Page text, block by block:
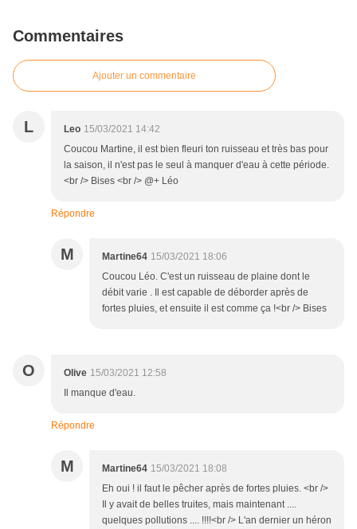
Commentaires
Ajouter un commentaire
L Leo 15/03/2021 14:42
Coucou Martine, il est bien fleuri ton ruisseau et très bas pour
la saison, il n'est pas le seul à manquer d'eau à cette période.
<br /> Bises <br /> @+ Léo
Répondre
M Martine64 15/03/2021 18:06
Coucou Léo. C'est un ruisseau de plaine dont le
débit varie . Il est capable de déborder après de
fortes pluies, et ensuite il est comme ça !<br /> Bises
O Olive 15/03/2021 12:58
Il manque d'eau.
Répondre
M Martine64 15/03/2021 18:08
Eh oui ! il faut le pêcher après de fortes pluies. <br />
Il y avait de belles truites, mais maintenant ....
quelques pollutions .... !!!!<br /> L'an dernier un héron